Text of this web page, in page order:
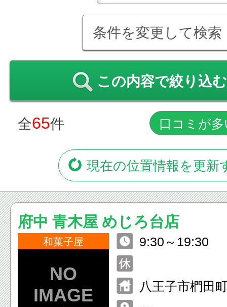
条件を変更して検索
この内容で絞り込む
全65件
現在の位置情報を更新
府中 青木屋 めじろ台店
和菓子屋 9:30～19:30
八王子市椚田